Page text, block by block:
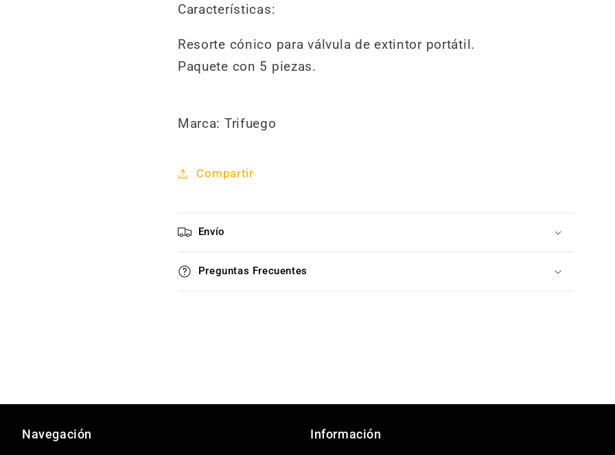
Características:
Resorte cónico para válvula de extintor portátil.
Paquete con 5 piezas.
Marca: Trifuego
Compartir
Envío
Preguntas Frecuentes
Navegación Información